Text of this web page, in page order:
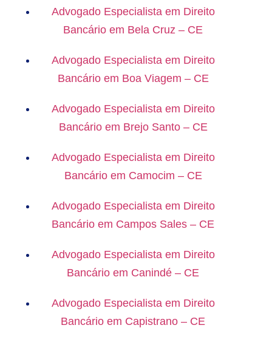
Advogado Especialista em Direito
Bancário em Bela Cruz – CE
Advogado Especialista em Direito
Bancário em Boa Viagem – CE
Advogado Especialista em Direito
Bancário em Brejo Santo – CE
Advogado Especialista em Direito
Bancário em Camocim – CE
Advogado Especialista em Direito
Bancário em Campos Sales – CE
Advogado Especialista em Direito
Bancário em Canindé – CE
Advogado Especialista em Direito
Bancário em Capistrano – CE